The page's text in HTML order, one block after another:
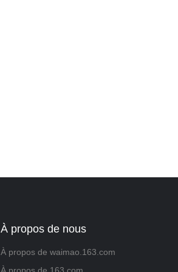
À propos de nous
À propos de waimao.163.com